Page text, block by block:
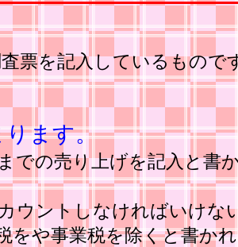
票を記入しているもので
ります。
での売り上げを記入と書
ウントしなければいけ
をや事業税を除くと書か